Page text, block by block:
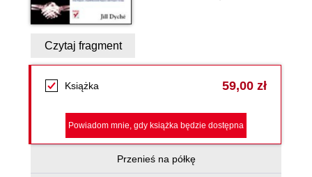
Czytaj fragment
Książka 59,00 zł
Powiadom mnie, gdy książka będzie dostępna
Przenieś na półkę